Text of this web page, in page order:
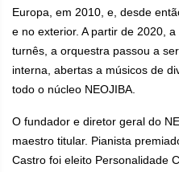
Europa, em 2010, e, desde
e no exterior. A partir de 2020,
turnês, a orquestra passou a
interna, abertas a músicos de
todo o núcleo NEOJIBA.
O fundador e diretor geral do
maestro titular. Pianista
Castro foi eleito Personalidade